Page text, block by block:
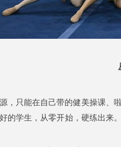
，只能在自己带的健美操课
的学生，从零开始，硬练出